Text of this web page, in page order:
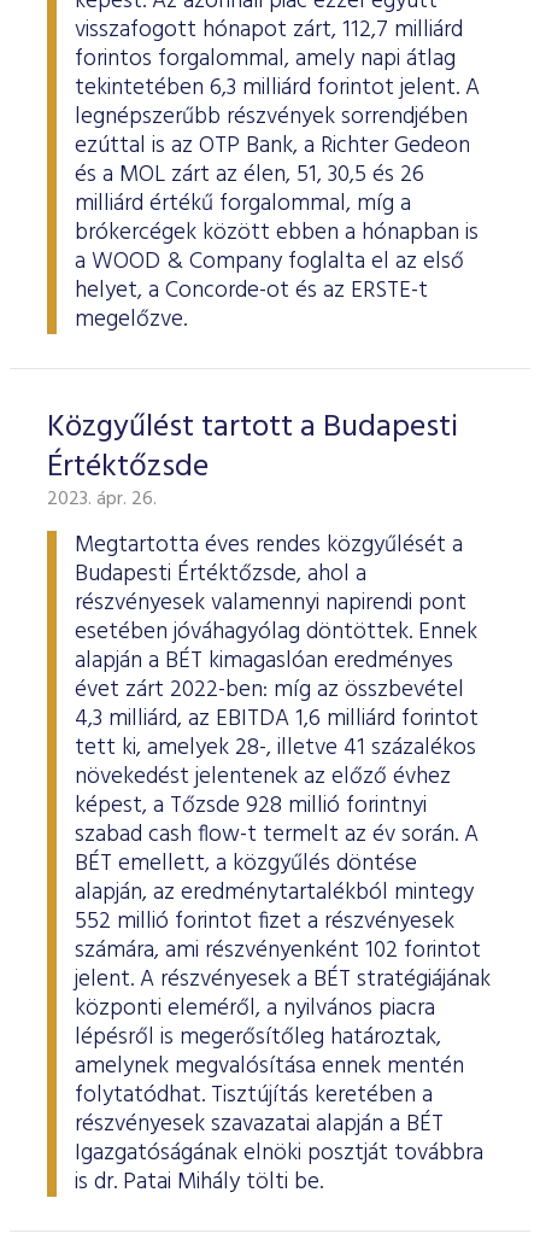
visszafogott hónapot zárt, 112,7 milliárd
forintos forgalommal, amely napi átlag
tekintetében 6,3 milliárd forintot jelent. A
legnépszerűbb részvények sorrendjében
ezúttal is az OTP Bank, a Richter Gedeon
és a MOL zárt az élen, 51, 30,5 és 26
milliárd értékű forgalommal, míg a
brókercégek között ebben a hónapban is
a WOOD & Company foglalta el az első
helyet, a Concorde-ot és az ERSTE-t
megelőzve.
Közgyűlést tartott a Budapesti
Értéktőzsde
2023. ápr. 26.
Megtartotta éves rendes közgyűlését a
Budapesti Értéktőzsde, ahol a
részvényesek valamennyi napirendi pont
esetében jóváhagyólag döntöttek. Ennek
alapján a BÉT kimagaslóan eredményes
évet zárt 2022-ben: míg az összbevétel
4,3 milliárd, az EBITDA 1,6 milliárd forintot
tett ki, amelyek 28-, illetve 41 százalékos
növekedést jelentenek az előző évhez
képest, a Tőzsde 928 millió forintnyi
szabad cash flow-t termelt az év során. A
BÉT emellett, a közgyűlés döntése
alapján, az eredménytartalékból mintegy
552 millió forintot fizet a részvényesek
számára, ami részvényenként 102 forintot
jelent. A részvényesek a BÉT stratégiájának
központi eleméről, a nyilvános piacra
lépésről is megerősítőleg határoztak,
amelynek megvalósítása ennek mentén
folytatódhat. Tisztújítás keretében a
részvényesek szavazatai alapján a BÉT
Igazgatóságának elnöki posztját továbbra
is dr. Patai Mihály tölti be.